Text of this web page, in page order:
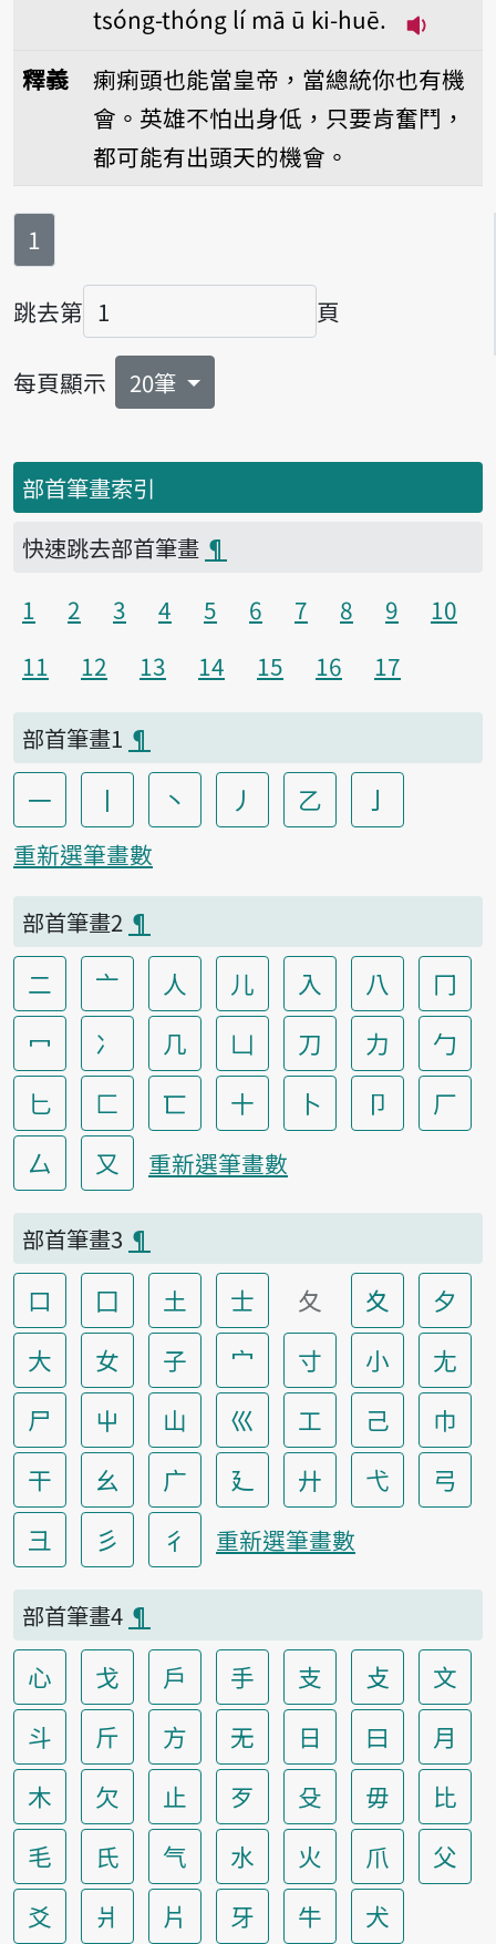
tsóng-thóng lí mā ū ki-huē.
釋義
瘌痢頭也能當皇帝，當總統你也有機
會。英雄不怕出身低，只要肯奮鬥，
都可能有出頭天的機會。
第
1
跳去第
頁碼
頁
每頁顯示 20筆
部首筆畫索引
快速跳去部首筆畫 ¶
1
2 3 4 5 6 7 8 9
10
11
12 13 14 15 16 17
部首筆畫1 ¶
一 丨 丶 丿 乙 亅
重新選筆畫數
部首筆畫2 ¶
二 亠 人 儿 入 八
冂
冖
冫 几 凵 刀 力
勹
匕
匚 匸 十 卜 卩
厂
厶
又 重新選筆畫數
部首筆畫3 ¶
口 囗 土 士 夂 夊
夕
大
女 子 宀 寸 小
尢
尸
屮 山 巛 工 己
巾
干
幺 广 廴 廾 弋
弓
彐
彡 彳 重新選筆畫數
部首筆畫4 ¶
心 戈 戶 手 支 攴
文
斗
斤 方 无 日 曰
月
木
欠 止 歹 殳 毋
比
毛
氏 气 水 火 爪
父
爻
爿 片 牙 牛 犬